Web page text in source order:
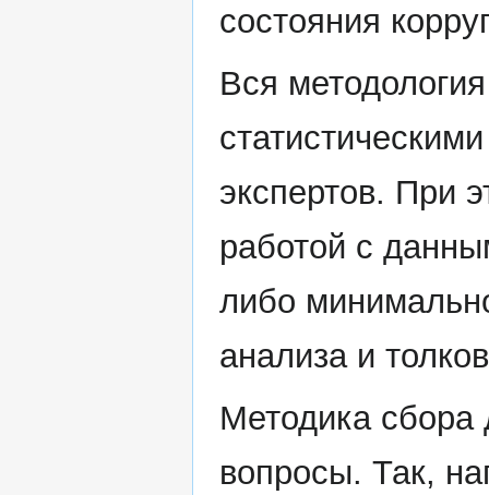
состояния
Вся
экспертов. При
работой с
либо
анализа и
Методика
вопросы. Так,